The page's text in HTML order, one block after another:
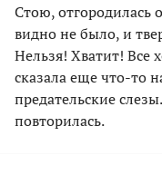
Стою, отгородилась
видно не было, и
Нельзя! Хватит! Все
сказала еще что-то
предательские
повторилась.